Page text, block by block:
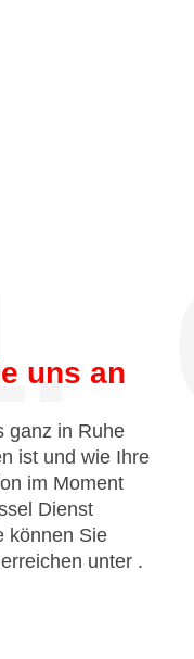
uns an
ganz in Ruhe
ist und wie Ihre
im Moment
Dienst
können Sie
unter .